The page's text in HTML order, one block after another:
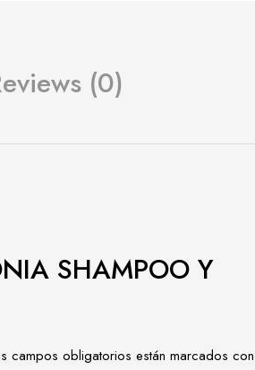
(0)
SHAMPOO Y
campos obligatorios están marcados